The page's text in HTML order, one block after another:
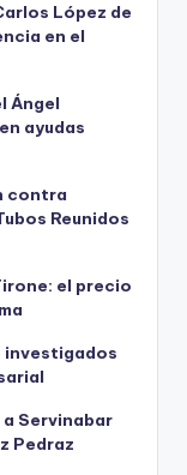
López de
en el
Ángel
ayudas
contra
Reunidos
el precio
investigados
Servinabar
Pedraz